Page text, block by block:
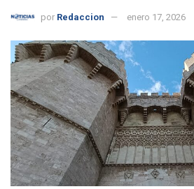
por Redaccion enero 17, 2026